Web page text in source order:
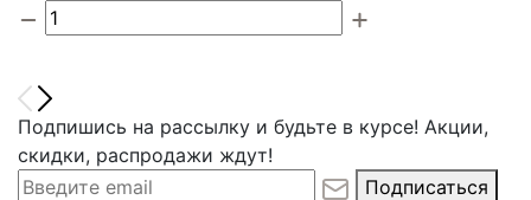
Подпишись на рассылку и будьте в курсе! Акции,
скидки, распродажи ждут!
Подписаться